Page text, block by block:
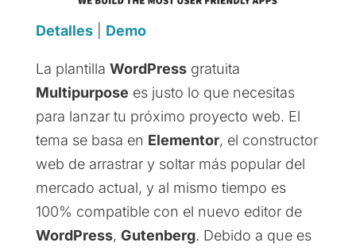
Detalles| Demo
La plantilla WordPressgratuita
Multipurpose es justo lo que necesitas
para lanzar tu próximo proyecto web. El
tema se basa en Elementor, el constructor
web de arrastrar y soltar más popular del
mercado actual, y al mismo tiempo es
100% compatible con el nuevo editor de
WordPress, Gutenberg. Debido a que es